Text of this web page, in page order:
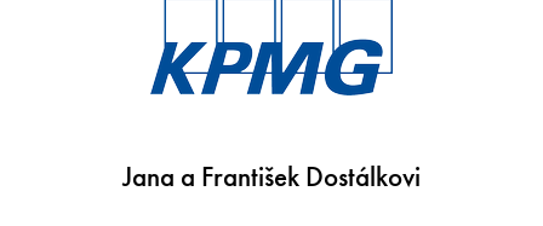
Jana a František Dostálkovi